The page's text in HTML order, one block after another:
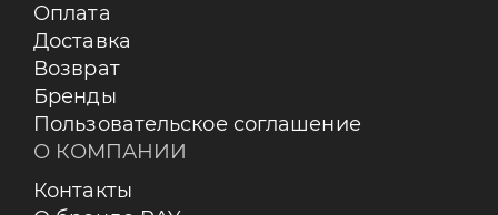
Оплата
Доставка
Возврат
Бренды
Пользовательское соглашение
О КОМПАНИИ
Контакты